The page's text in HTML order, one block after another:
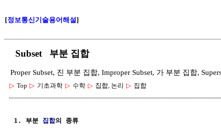
[정보통신기술용어해설]
Subset 부분 집합
Proper Subset, 진 부분 집합, Improper Subset, 가 부분 집합,
▷ Top ▷ 기초과학 ▷ 수학 ▷ 집합, 논리 ▷ 집합
1. 부분 집합의 종류